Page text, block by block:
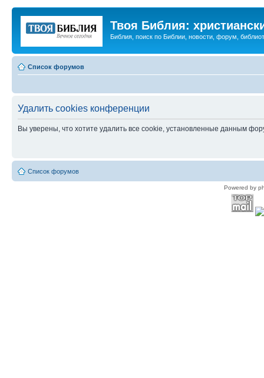
Твоя Библия:
Библия, поиск по Библии, новости, форум,
Список форумов
Удалить cookies конференции
Вы уверены, что хотите удалить все cookie, установленные данным
Список форумов
Powered by